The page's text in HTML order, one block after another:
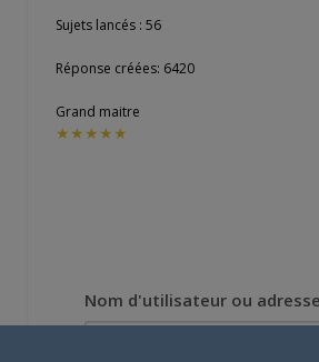
Sujets lancés : 56
Réponse créées: 6420
Grand maitre
★★★★★
Nom d'utilisateur ou